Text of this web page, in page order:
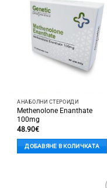
АНАБОЛНИ СТЕРОИДИ
Methenolone Enanthate
100mg
48.90€
ДОБАВЯНЕ В КОЛИЧКАТА